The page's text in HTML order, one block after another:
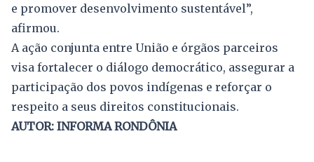
e promover desenvolvimento sustentável”,
afirmou.
A ação conjunta entre União e órgãos parceiros
visa fortalecer o diálogo democrático, assegurar a
participação dos povos indígenas e reforçar o
respeito a seus direitos constitucionais.
AUTOR: INFORMA RONDÔNIA